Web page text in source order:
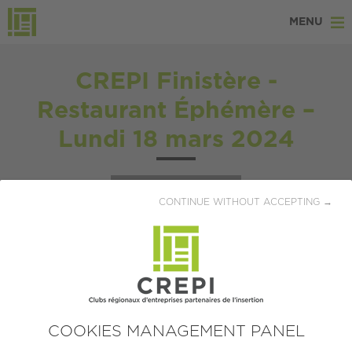
COOKIES MANAGEMENT PANEL
CONTINUE WITHOUT ACCEPTING →
MENU
CREPI Finistère -
Restaurant Éphémère –
Lundi 18 mars 2024
VOUS CHERCHEZ À RECRUTER
OU À ÊTRE RECRUTÉ DANS LE
SECTEUR DE LA RESTAURATION